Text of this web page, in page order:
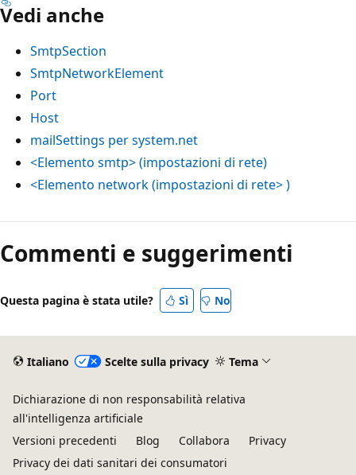
Vedi anche
SmtpSection
SmtpNetworkElement
Port
Host
mailSettings per system.net
<Elemento smtp> (impostazioni di rete)
<Elemento network (impostazioni di rete> )
Modalità
di
lettura
Commenti e suggerimenti
Questa pagina è stata utile? Sì No
Italiano Scelte sulla privacy Tema
Dichiarazione di non responsabilità relativa
all'intelligenza artificiale
Versioni precedenti
Blog Collabora
Privacy
Privacy dei dati sanitari dei consumatori